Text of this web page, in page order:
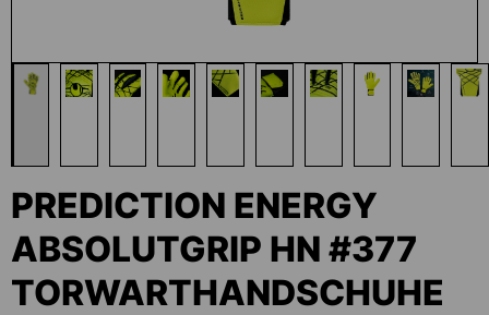
PREDICTION ENERGY
ABSOLUTGRIP HN #377
TORWARTHANDSCHUHE